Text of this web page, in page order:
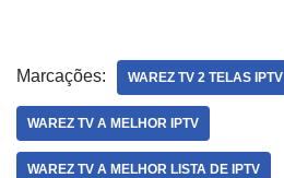
Marcações: WAREZ TV 2 TELAS IPTV
WAREZ TV A MELHOR IPTV
WAREZ TV A MELHOR LISTA DE IPTV